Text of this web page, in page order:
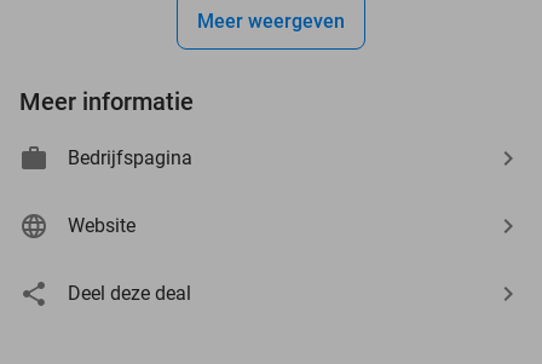
Meer weergeven
Meer informatie
Bedrijfspagina
Website
Deel deze deal